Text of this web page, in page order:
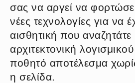
σας να αργεί να
νέες τεχνολογίες για να
αισθητική που
αρχιτεκτονική
ποθητό αποτέλεσμα
η σελίδα.